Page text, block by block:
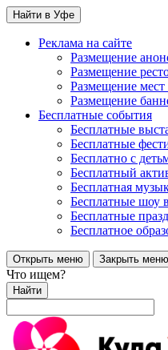
Найти в Уфе
Реклама на сайте
Размещение
Размещение
Размещение
Размещение
Бесплатные события
Бесплатные
Бесплатные
Бесплатно с
Бесплатный
Бесплатная
Бесплатные шоу
Бесплатные
Бесплатное
Открыть меню Закрыть меню
Что ищем?
Найти